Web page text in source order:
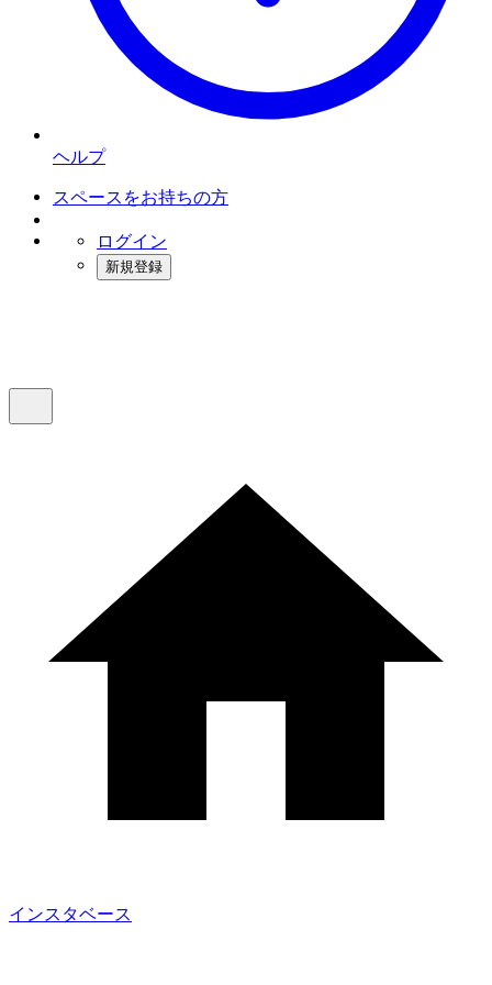
ヘルプ
スペースをお持ちの方
ログイン
新規登録
インスタベース